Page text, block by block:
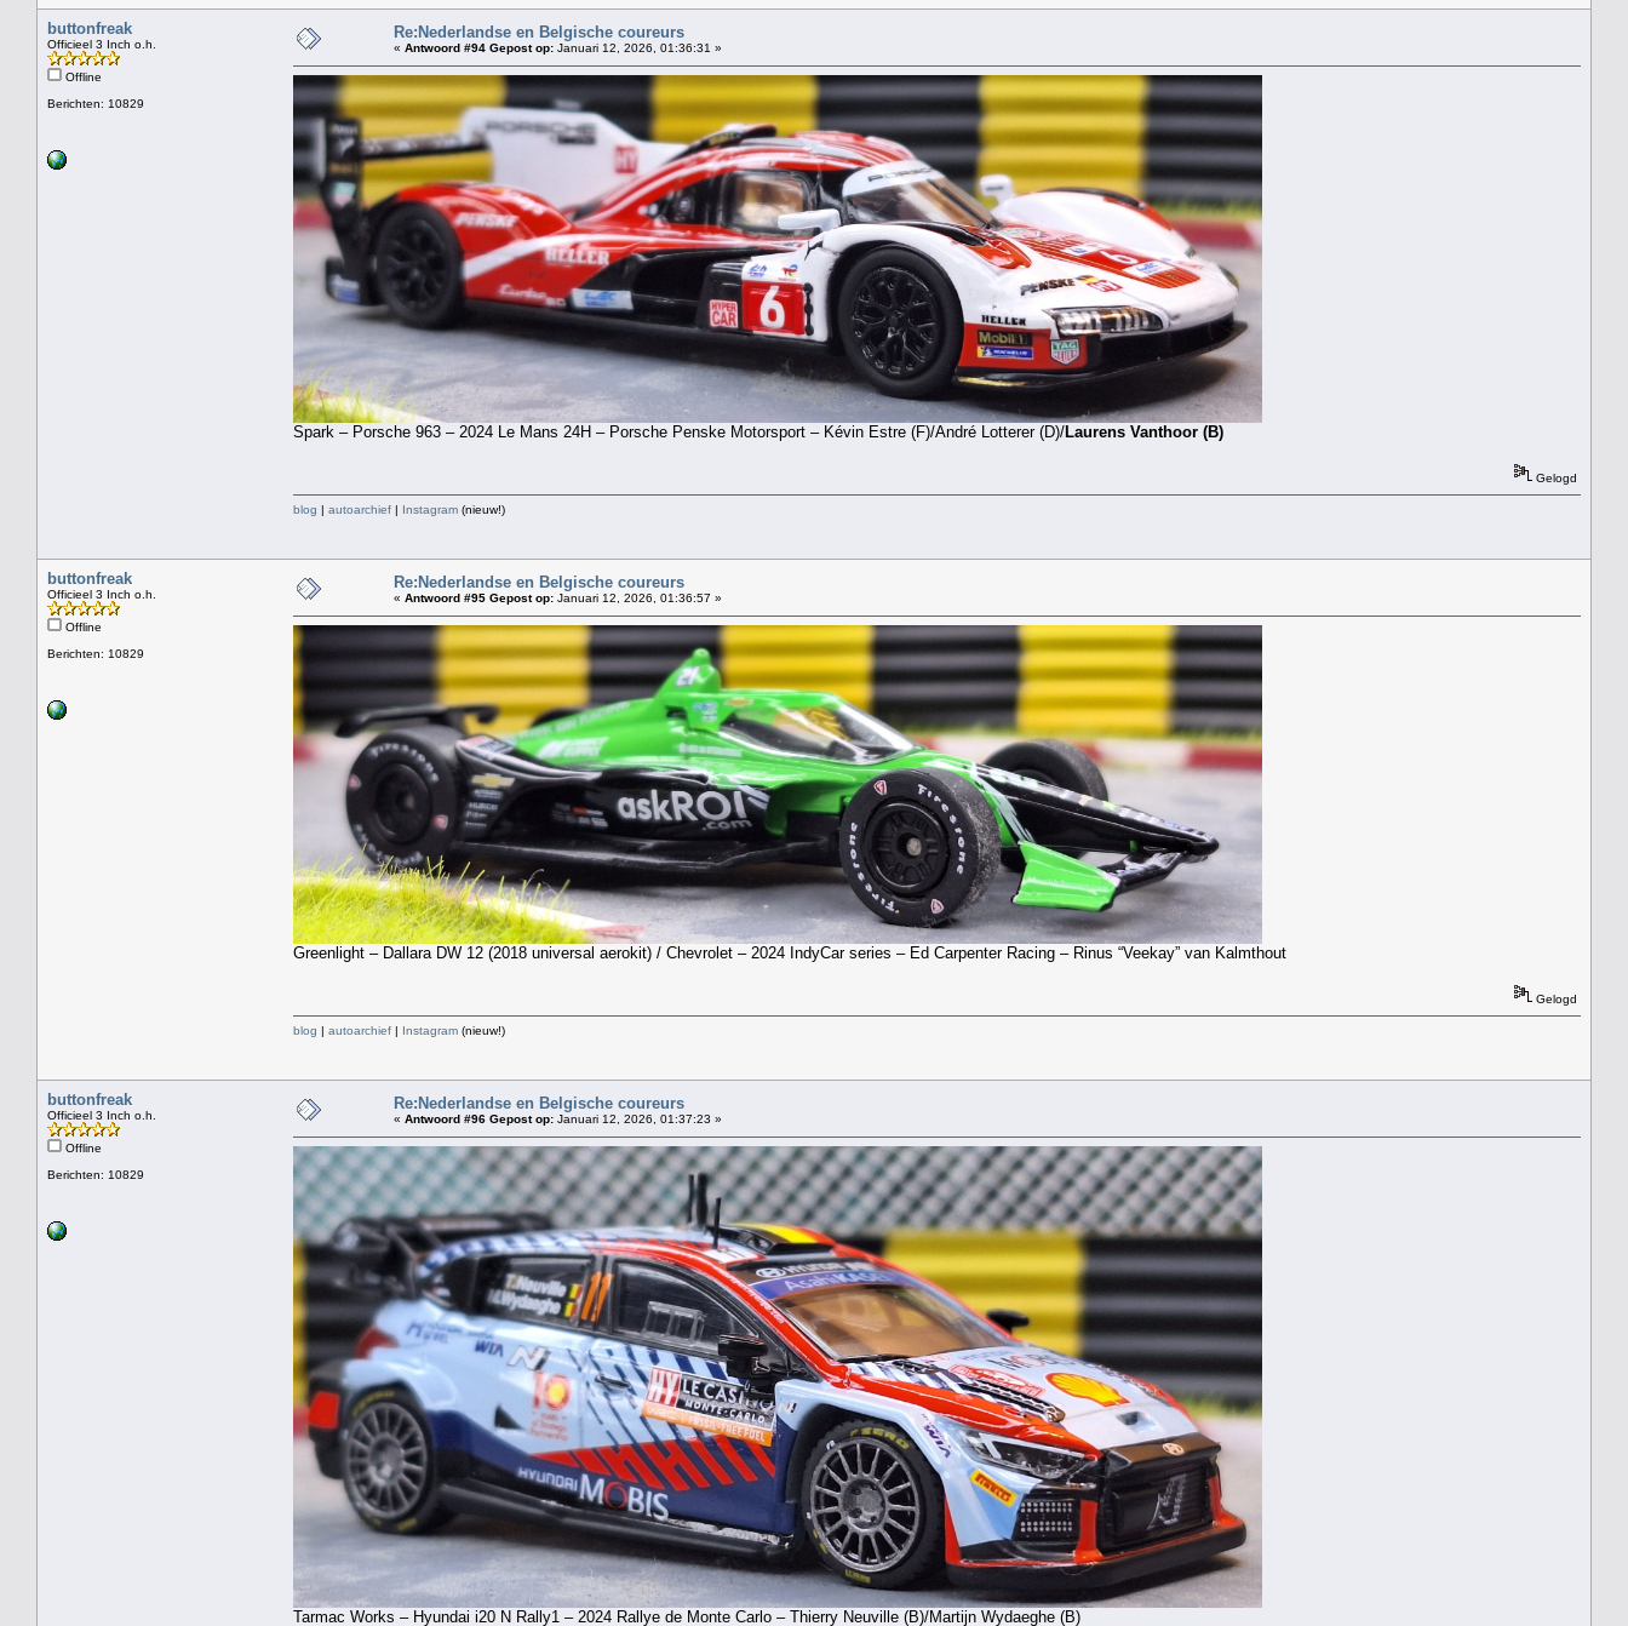
buttonfreak
Officieel 3 Inch o.h.
Offline
Berichten: 10829
Re:Nederlandse en Belgische coureurs
« Antwoord #94 Gepost op: Januari 12, 2026, 01:36:31 »
Spark – Porsche 963 – 2024 Le Mans 24H – Porsche Penske Motorsport – Kévin Estre (F)/André Lotterer (D)/Laurens Vanthoor (B)
Gelogd
blog | autoarchief | Instagram (nieuw!)
buttonfreak
Officieel 3 Inch o.h.
Offline
Berichten: 10829
Re:Nederlandse en Belgische coureurs
« Antwoord #95 Gepost op: Januari 12, 2026, 01:36:57 »
Greenlight – Dallara DW 12 (2018 universal aerokit) / Chevrolet – 2024 IndyCar series – Ed Carpenter Racing – Rinus “Veekay” van Kalmthout
Gelogd
blog | autoarchief | Instagram (nieuw!)
buttonfreak
Officieel 3 Inch o.h.
Offline
Berichten: 10829
Re:Nederlandse en Belgische coureurs
« Antwoord #96 Gepost op: Januari 12, 2026, 01:37:23 »
Tarmac Works – Hyundai i20 N Rally1 – 2024 Rallye de Monte Carlo – Thierry Neuville (B)/Martijn Wydaeghe (B)